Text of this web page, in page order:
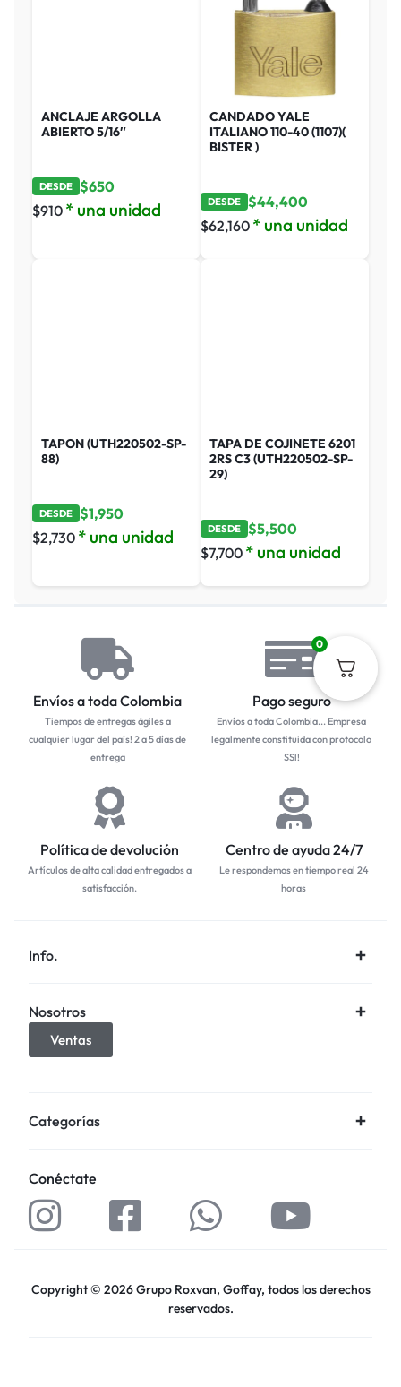
ANCLAJE ARGOLLA
ABIERTO 5/16″
DESDE $650
$910 * una unidad
CANDADO YALE
ITALIANO 110-40 (1107)(
BISTER )
DESDE $44,400
$62,160 * una unidad
TAPON (UTH220502-SP-
88)
DESDE $1,950
$2,730 * una unidad
TAPA DE COJINETE 6201
2RS C3 (UTH220502-SP-
29)
DESDE $5,500
$7,700 * una unidad
Envíos a toda Colombia
Tiempos de entregas ágiles a
cualquier lugar del país! 2 a 5 días de
entrega
Pago seguro
Envíos a toda Colombia... Empresa
legalmente constituida con protocolo
SSl!
Política de devolución
Artículos de alta calidad entregados a
satisfacción.
Centro de ayuda 24/7
Le respondemos en tiempo real 24
horas
Info.
Nosotros
Ventas
Categorías
Conéctate
Copyright © 2026 Grupo Roxvan, Goffay, todos los derechos
reservados.
0